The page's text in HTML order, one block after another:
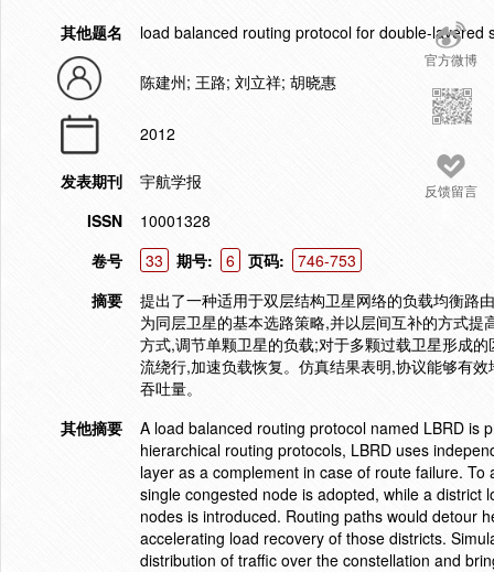
官方微博
反馈留言
其他题名 load balanced routing protocol for double-layered
陈建州; 王路; 刘立祥; 胡晓惠
2012
发表期刊
宇航学报
ISSN
10001328
卷号
33 期号: 6 页码:
746-753
摘要
提出了一种适用于双层结构卫星网络的负载均衡路
为同层卫星的基本选路策略,并以层间互补的方式
方式,调节单颗卫星的负载;对于多颗过载卫星形成
流绕行,加速负载恢复。仿真结果表明,协议能够有
吞吐量。
其他摘要
A load balanced routing protocol named LBRD is
hierarchical routing protocols, LBRD uses
layer as a complement in case of route failure.
single congested node is adopted, while a
nodes is introduced. Routing paths would detour
accelerating load recovery of those districts.
distribution of traffic over the constellation and